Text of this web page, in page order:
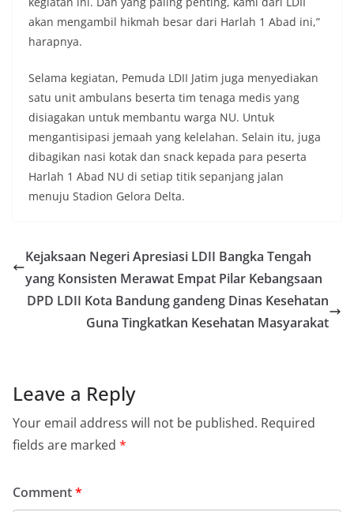
akan mengambil hikmah besar dari Harlah 1 Abad ini,”
harapnya.
Selama kegiatan, Pemuda LDII Jatim juga menyediakan
satu unit ambulans beserta tim tenaga medis yang
disiagakan untuk membantu warga NU. Untuk
mengantisipasi jemaah yang kelelahan. Selain itu, juga
dibagikan nasi kotak dan snack kepada para peserta
Harlah 1 Abad NU di setiap titik sepanjang jalan
menuju Stadion Gelora Delta.
Kejaksaan Negeri Apresiasi LDII Bangka Tengah
yang Konsisten Merawat Empat Pilar Kebangsaan
DPD LDII Kota Bandung gandeng Dinas Kesehatan
Guna Tingkatkan Kesehatan Masyarakat
Leave a Reply
Your email address will not be published. Required
fields are marked *
Comment*